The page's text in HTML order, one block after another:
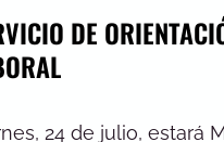
DE
24 de julio, estará